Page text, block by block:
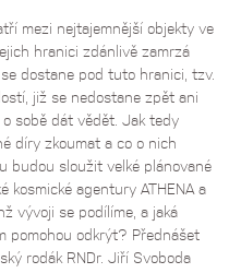
mezi nejtajemnější objekty ve
hranici zdánlivě zamrzá
dostane pod tuto hranici, tzv.
již se nedostane zpět ani
o sobě dát vědět. Jak tedy
díry zkoumat a co o nich
budou sloužit velké plánované
kosmické agentury ATHENA a
vývoji se podílíme, a jaká
pomohou odkrýt? Přednášet
rodák RNDr. Jiří Svoboda